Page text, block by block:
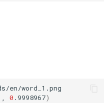
, 0 .9998967)